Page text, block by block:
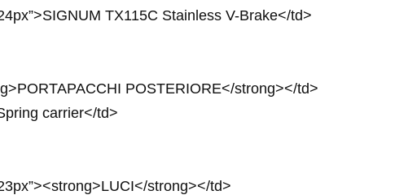
TX115C Stainless V-Brake</td>
POSTERIORE</strong></td>
carrier</td>
strong></td>